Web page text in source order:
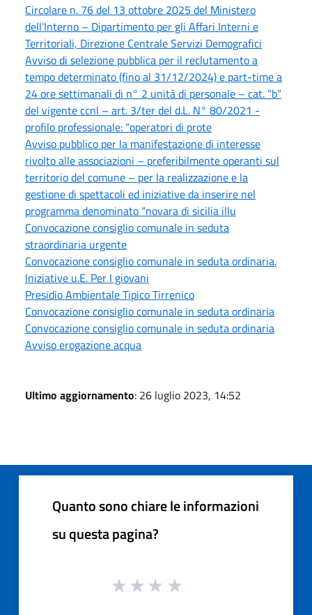
Circolare n. 76 del 13 ottobre 2025 del Ministero
dell’Interno – Dipartimento per gli Affari Interni e
Territoriali, Direzione Centrale Servizi Demografici
Avviso di selezione pubblica per il reclutamento a
tempo determinato (fino al 31/12/2024) e part-time a
24 ore settimanali di n° 2 unità di personale – cat. “b”
del vigente ccnl – art. 3/ter del d.L. N° 80/2021 -
profilo professionale: “operatori di prote
Avviso pubblico per la manifestazione di interesse
rivolto alle associazioni – preferibilmente operanti sul
territorio del comune – per la realizzazione e la
gestione di spettacoli ed iniziative da inserire nel
programma denominato “novara di sicilia illu
Convocazione consiglio comunale in seduta
straordinaria urgente
Convocazione consiglio comunale in seduta ordinaria.
Iniziative u.E. Per I giovani
Presidio Ambientale Tipico Tirrenico
Convocazione consiglio comunale in seduta ordinaria
Convocazione consiglio comunale in seduta ordinaria
Avviso erogazione acqua
Ultimo aggiornamento: 26 luglio 2023, 14:52
Quanto sono chiare le informazioni
su questa pagina?